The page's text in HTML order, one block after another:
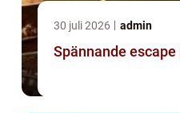
30 juli 2026 admin
Spännande